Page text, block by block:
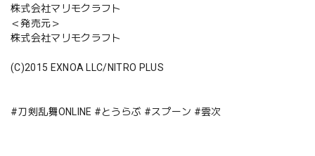
株式会社マリモクラフト
＜発売元＞
株式会社マリモクラフト
(C)2015 EXNOA LLC/NITRO PLUS
#刀剣乱舞ONLINE #とうらぶ #スプーン #雲次